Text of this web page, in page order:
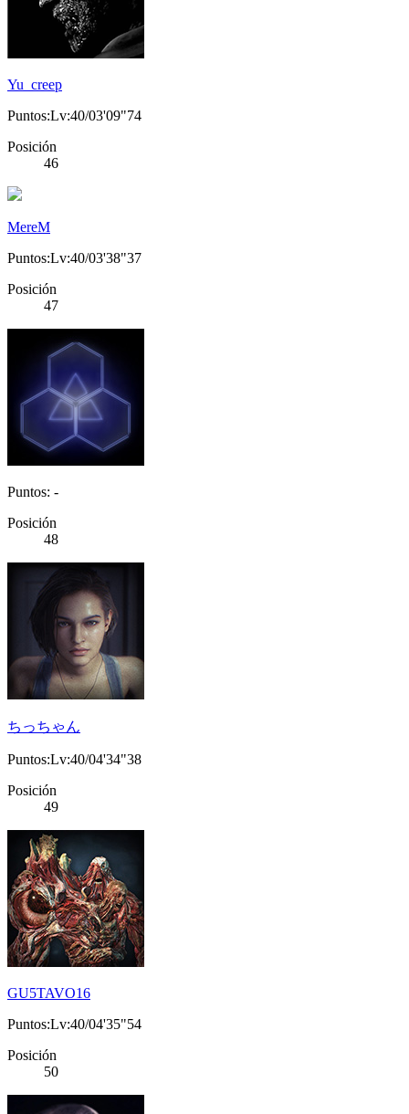
Yu_creep
Puntos:Lv:40/03'09"74
Posición
46
MereM
Puntos:Lv:40/03'38"37
Posición
47
Puntos: -
Posición
48
ちっちゃん
Puntos:Lv:40/04'34"38
Posición
49
GU5TAVO16
Puntos:Lv:40/04'35"54
Posición
50